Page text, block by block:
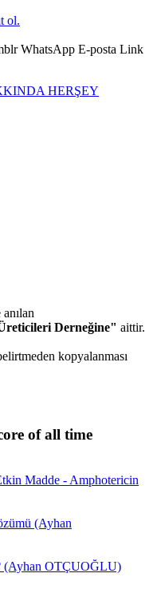
ol.
WhatsApp E-posta Link
HERŞEY
anılan
Derneğine" aittir.
kopyalanması
of all time
Madde - Amphotericin
(Ayhan
(Ayhan OTÇUOĞLU)